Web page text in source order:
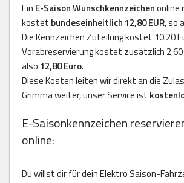
Ein E-Saison Wunschkennzeichenonline
kostet bundeseinheitlich 12,80 EUR, so
Die Kennzeichen Zuteilung kostet 10.20
Vorabreservierung kostet zusätzlich 2,60
also 12,80 Euro.
Diese Kosten leiten wir direkt an die
Grimma weiter, unser Service ist
E-Saisonkennzeichen
online:
Du willst dir für dein Elektro Saison-